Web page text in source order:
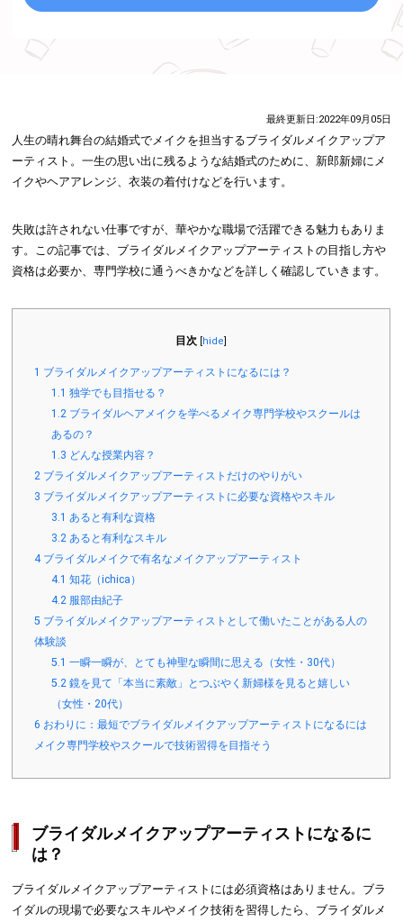
最終更新日:2022年09月05日
人生の晴れ舞台の結婚式でメイクを担当するブライダルメイクアップア
ーティスト。一生の思い出に残るような結婚式のために、新郎新婦にメ
イクやヘアアレンジ、衣装の着付けなどを行います。
失敗は許されない仕事ですが、華やかな職場で活躍できる魅力もありま
す。この記事では、ブライダルメイクアップアーティストの目指し方や
資格は必要か、専門学校に通うべきかなどを詳しく確認していきます。
目次 [hide]
1 ブライダルメイクアップアーティストになるには？
1.1 独学でも目指せる？
1.2ブライダルヘアメイクを学べるメイク専門学校やスクールは
あるの？
1.3 どんな授業内容？
2 ブライダルメイクアップアーティストだけのやりがい
3 ブライダルメイクアップアーティストに必要な資格やスキル
3.1 あると有利な資格
3.2あると有利なスキル
4ブライダルメイクで有名なメイクアップアーティスト
4.1 知花（ichica）
4.2服部由紀子
5 ブライダルメイクアップアーティストとして働いたことがある人の
体験談
5.1 一瞬一瞬が、とても神聖な瞬間に思える（女性・30代）
5.2鏡を見て「本当に素敵」とつぶやく新婦様を見ると嬉しい
（女性・20代）
6 おわりに：最短でブライダルメイクアップアーティストになるには
メイク専門学校やスクールで技術習得を目指そう
ブライダルメイクアップアーティストになるに
は？
ブライダルメイクアップアーティストには必須資格はありません。ブラ
イダルの現場で必要なスキルやメイク技術を習得したら、ブライダルメ